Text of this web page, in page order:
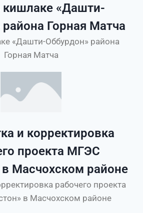
«Дашти-
Горная Матча
«Дашти-Оббурдон» района
Горная Матча
и корректировка
проекта МГЭС
в Масчохском районе
рабочего проекта
в Масчохском районе